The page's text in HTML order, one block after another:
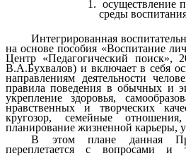
осуществление
среды
Интегрированная
на основе пособия «Воспитание
Центр «Педагогический поиск»,
В.А.Бухвалов) и включает в себя
направлениям деятельности
правила поведения в обычных и
укрепление здоровья,
нравственных и творческих
кругозор, семейные
планирование жизненной карьеры,
В этом плане данная
переплетается с вопросами